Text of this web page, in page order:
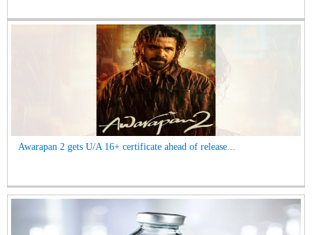
Awarapan 2 gets U/A 16+ certificate ahead of release...